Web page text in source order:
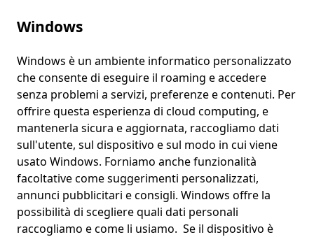
Windows
Windows è un ambiente informatico personalizzato
che consente di eseguire il roaming e accedere
senza problemi a servizi, preferenze e contenuti. Per
offrire questa esperienza di cloud computing, e
mantenerla sicura e aggiornata, raccogliamo dati
sull'utente, sul dispositivo e sul modo in cui viene
usato Windows. Forniamo anche funzionalità
facoltative come suggerimenti personalizzati,
annunci pubblicitari e consigli. Windows offre la
possibilità di scegliere quali dati personali
raccogliamo e come li usiamo. Se il dispositivo è